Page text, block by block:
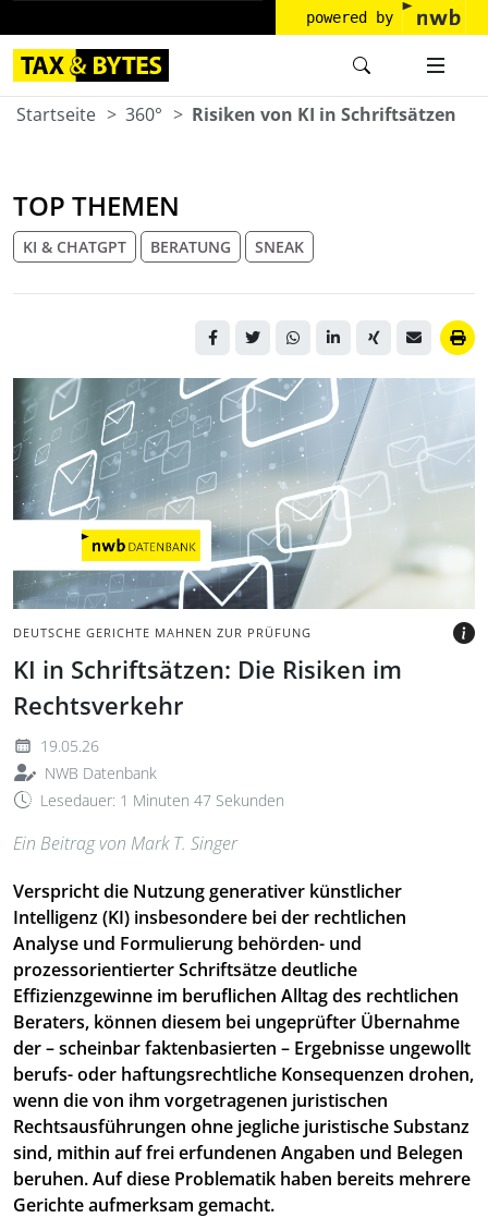
powered by
Startseite 360° Risiken von KI in Schriftsätzen
TOP THEMEN
KI & CHATGPT BERATUNG SNEAK
DEUTSCHE GERICHTE MAHNEN ZUR PRÜFUNG
KI in Schriftsätzen: Die Risiken im
Rechtsverkehr
19.05.26
NWB Datenbank
Lesedauer: 1 Minuten 47 Sekunden
Laptop mit überlagerten E-
Mail-Symbolen auf
digitalem Hintergrund.
BILD: @IGOR KUTYAEV BY
GETTY IMAGES VIA CANVA.COM
Ein Beitragvon Mark T. Singer
Verspricht die Nutzung generativer künstlicher
Intelligenz (KI) insbesondere bei der rechtlichen
Analyse und Formulierung behörden- und
prozessorientierter Schriftsätze deutliche
Effizienzgewinne im beruflichen Alltag des rechtlichen
Beraters, können diesem bei ungeprüfter Übernahme
der – scheinbar faktenbasierten – Ergebnisse ungewollt
berufs- oder haftungsrechtliche Konsequenzen drohen,
wenn die von ihm vorgetragenen juristischen
Rechtsausführungen ohne jegliche juristische Substanz
sind, mithin auf frei erfundenen Angaben und Belegen
beruhen. Auf diese Problematik haben bereits mehrere
Gerichte aufmerksam gemacht.